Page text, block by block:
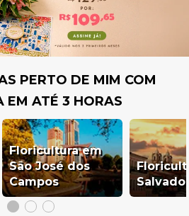
PERTO DE MIM COM
EM ATÉ 3 HORAS
Floricultura em
São José dos
Campos